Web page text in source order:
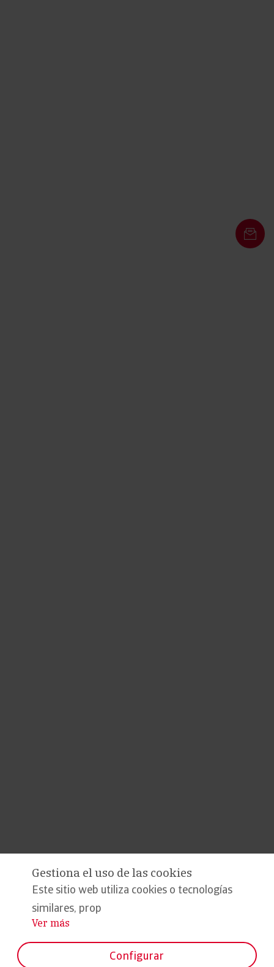
Gestiona el uso de las cookies
Este sitio web utiliza cookies o tecnologías
similares, prop
...
Ver más
Configurar